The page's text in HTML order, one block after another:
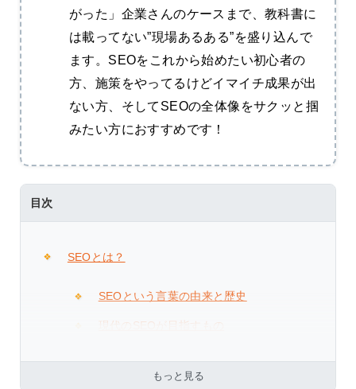
がった」企業さんのケースまで、教科書に
は載ってない”現場あるある”を盛り込んで
ます。SEOをこれから始めたい初心者の
方、施策をやってるけどイマイチ成果が出
ない方、そしてSEOの全体像をサクッと掴
みたい方におすすめです！
目次
SEOとは？
SEOという言葉の由来と歴史
現代のSEOが目指すもの
もっと見る